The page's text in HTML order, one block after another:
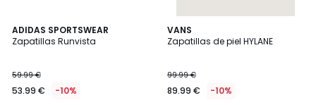
ADIDAS SPORTSWEAR
Zapatillas Runvista
59.99 €
53.99 € -10%
4,5
/ 5
VANS
Zapatillas de piel HYLANE
99.99 €
89.99 € -10%
3,3
/ 5